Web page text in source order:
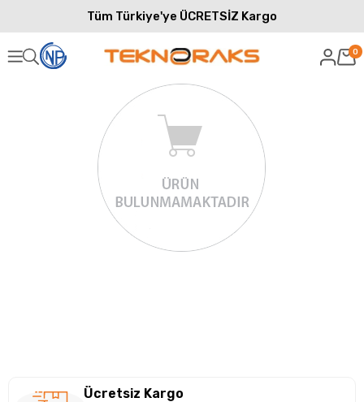
Tüm Türkiye'ye ÜCRETSİZ Kargo
0
Ücretsiz Kargo